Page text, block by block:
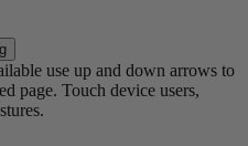
use up and down arrows to
page. Touch device users,